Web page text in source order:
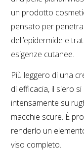
un prodotto
pensato per
dell’epidermide e
esigenze cutanee.
Più leggero di una
di efficacia, il siero
intensamente su
macchie scure. È
renderlo un
viso completo.